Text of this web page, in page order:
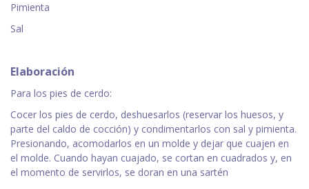
Pimienta
Sal
Elaboración
Para los pies de cerdo:
Cocer los pies de cerdo, deshuesarlos (reservar los huesos, y
parte del caldo de cocción) y condimentarlos con sal y pimienta.
Presionando, acomodarlos en un molde y dejar que cuajen en
el molde. Cuando hayan cuajado, se cortan en cuadrados y, en
el momento de servirlos, se doran en una sartén